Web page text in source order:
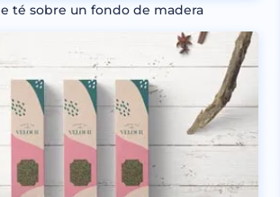
té sobre un fondo de madera